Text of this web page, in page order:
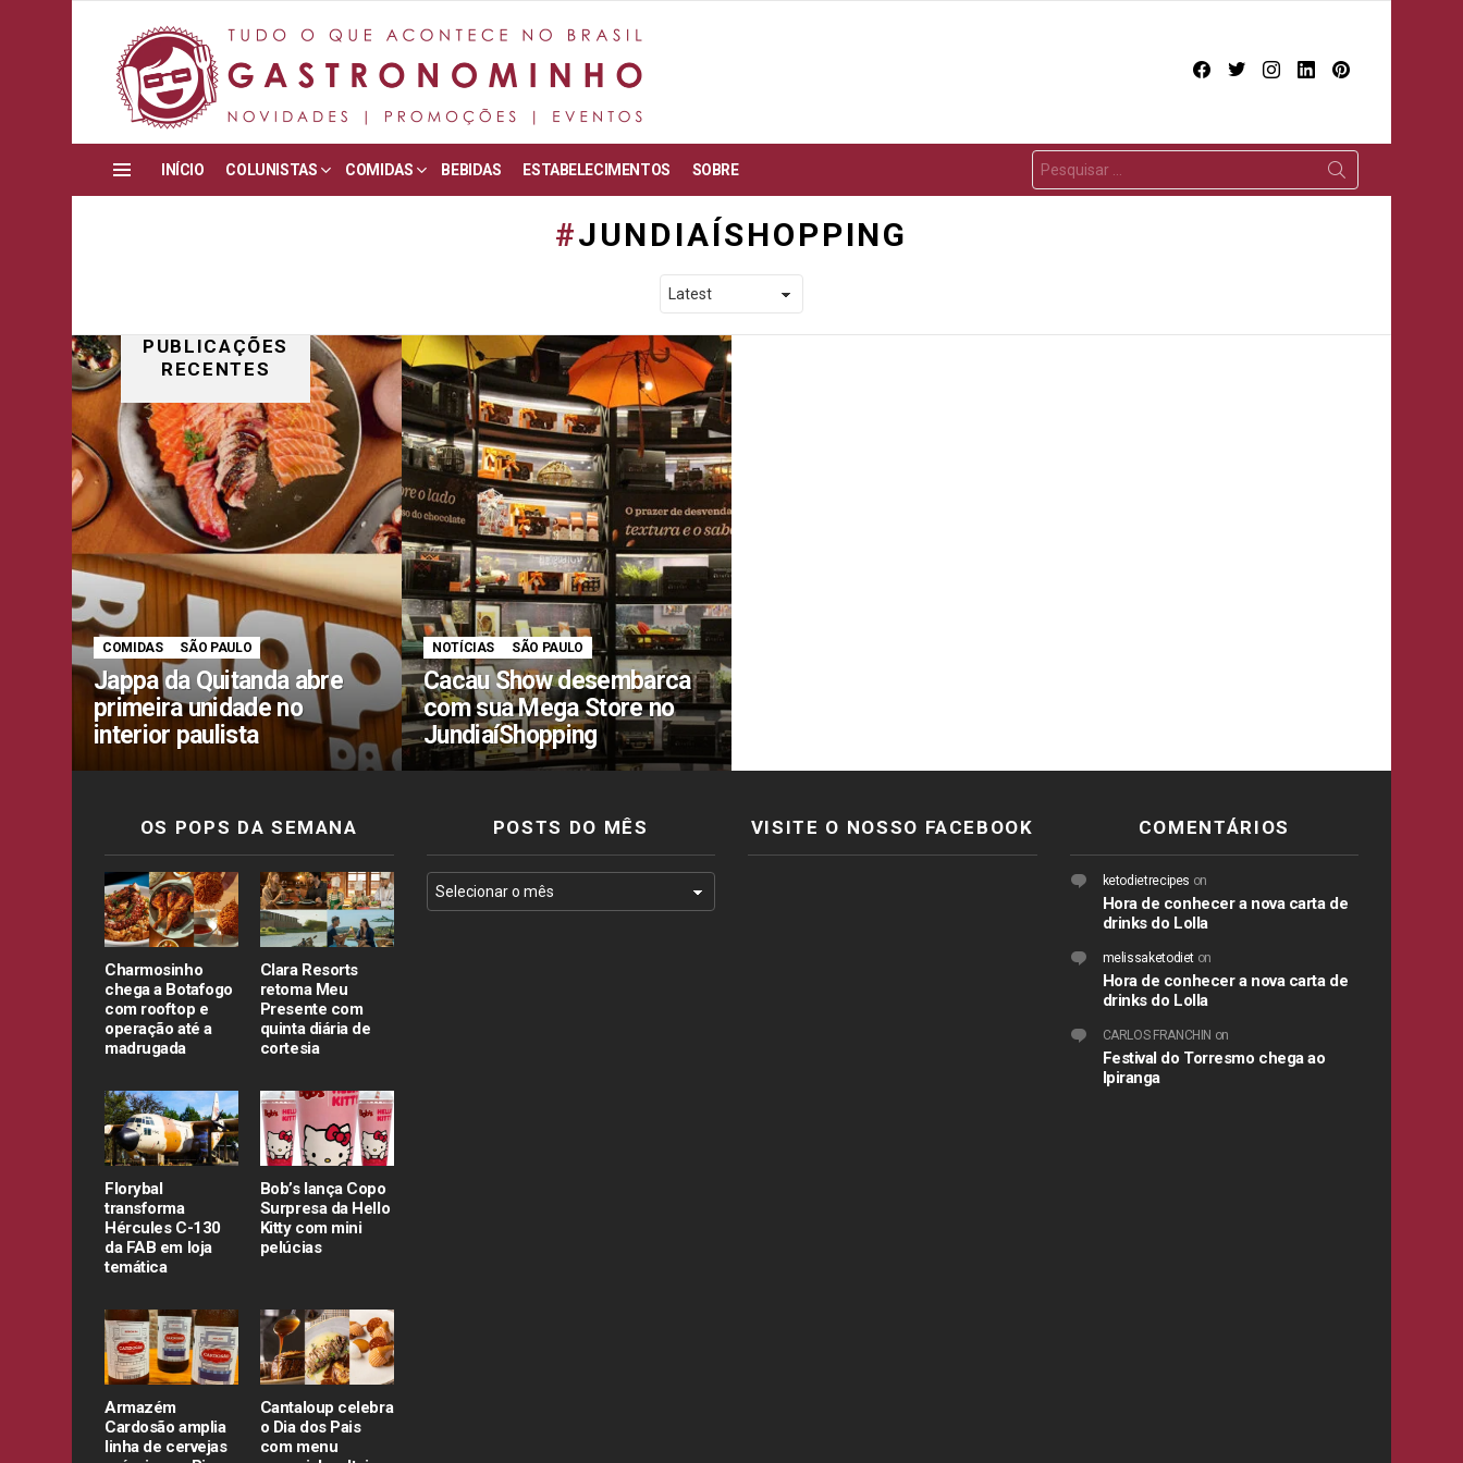
facebooktwitterinstagram
linkedin
INÍCIO COLUNISTAS COMIDAS BEBIDAS ESTABELECIMENTOS SOBRE
JUNDIAÍSHOPPING
PUBLICAÇÕES
RECENTES
COMIDAS SÃO PAULO
Jappa da Quitanda abre
primeira unidade no
interior paulista
NOTÍCIAS SÃO PAULO
Cacau Show desembarca
com sua Mega Store no
JundiaíShopping
OS POPS DA SEMANA
Charmosinho
chega a Botafogo
com rooftop e
operação até a
madrugada
Clara Resorts
retoma Meu
Presente com
quinta diária de
cortesia
Florybal
transforma
Hércules C-130
da FAB em loja
temática
Bob’s lança Copo
Surpresa da Hello
Kitty com mini
pelúcias
Armazém
Cardosão amplia
linha de cervejas
Cantaloup celebra
o Dia dos Pais
com menu
POSTS DO MÊS VISITE O NOSSO FACEBOOK COMENTÁRIOS
ketodietrecipes on
Hora de conhecer a nova carta de
drinks do Lolla
melissaketodiet on
Hora de conhecer a nova carta de
drinks do Lolla
CARLOS FRANCHIN on
Festival do Torresmo chega ao
Ipiranga